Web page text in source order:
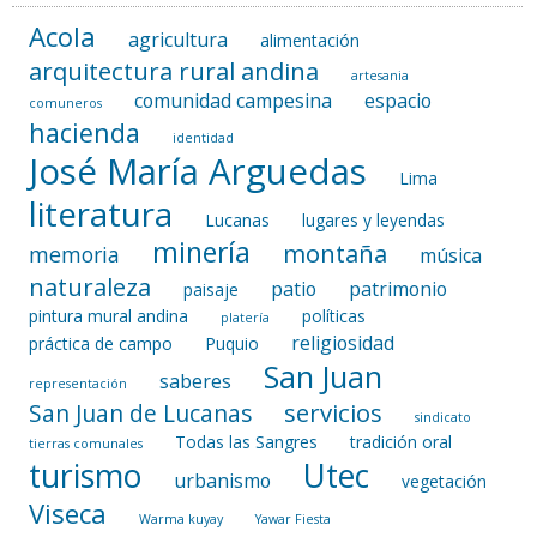
Acola agricultura alimentación
arquitectura rural andina
artesania
comuneros
comunidad campesina espacio
hacienda identidad
José María Arguedas Lima
literatura Lucanas lugares y leyendas
memoria minería montaña música
naturaleza paisaje patio patrimonio
pintura mural andina platería
políticas
práctica de campo
Puquio religiosidad
representación saberes San Juan
San Juan de Lucanas servicios
sindicato
tierras comunales
Todas las Sangres tradición oral
turismo urbanismo Utec vegetación
Viseca Warma kuyay Yawar Fiesta